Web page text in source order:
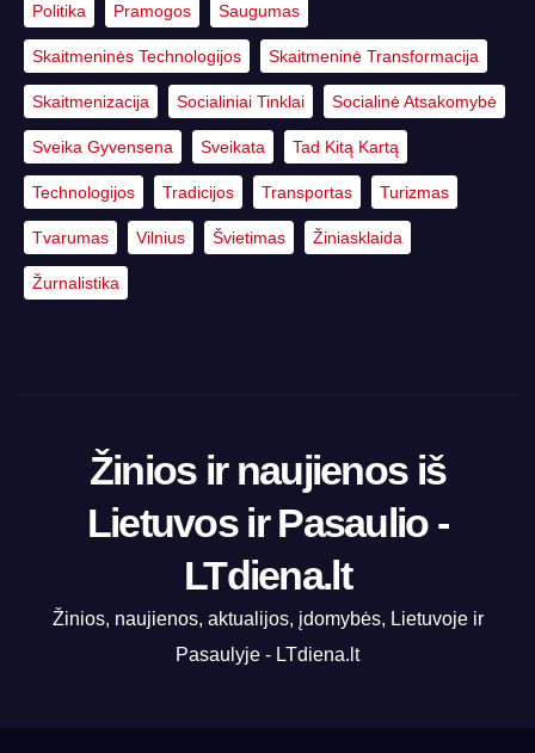
Politika Pramogos Saugumas
Skaitmeninės Technologijos Skaitmeninė Transformacija
Skaitmenizacija Socialiniai Tinklai Socialinė Atsakomybė
Sveika Gyvensena Sveikata Tad Kitą Kartą
Technologijos Tradicijos Transportas Turizmas
Tvarumas Vilnius Švietimas Žiniasklaida
Žurnalistika
Žinios ir naujienos iš
Lietuvos ir Pasaulio -
LTdiena.lt
Žinios, naujienos, aktualijos, įdomybės, Lietuvoje ir
Pasaulyje - LTdiena.lt